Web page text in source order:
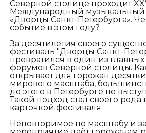
Северной столице проходит
Международный музыкальный
«Дворцы Санкт-Петербурга».
событие в этом году?
За десятилетия своего
фестиваль "Дворцы Санкт-
превратился в один из
форумов Северной столицы.
открывает для горожан
мирового масштаба,
до этого в Петербурге не
Такой подход стал своего рода
карточкой фестиваля.
Неповторимое по масштабу и
мероприятие даёт горожанам